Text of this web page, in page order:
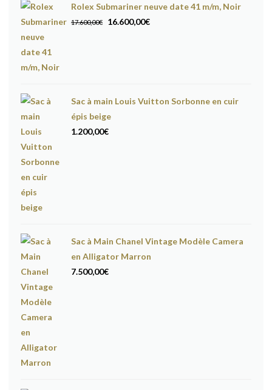
Rolex Submariner neuve date 41 m/m, Noir
17.600,00€
Le
16.600,00€Le
Sac à main Louis Vuitton Sorbonne en cuir
épis beige
1.200,00€
Sac à Main Chanel Vintage Modèle Camera
en Alligator Marron
7.500,00€